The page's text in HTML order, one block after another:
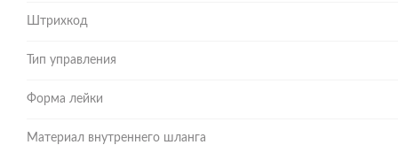
Штрихкод
Тип управления
Форма лейки
Материал внутреннего шланга